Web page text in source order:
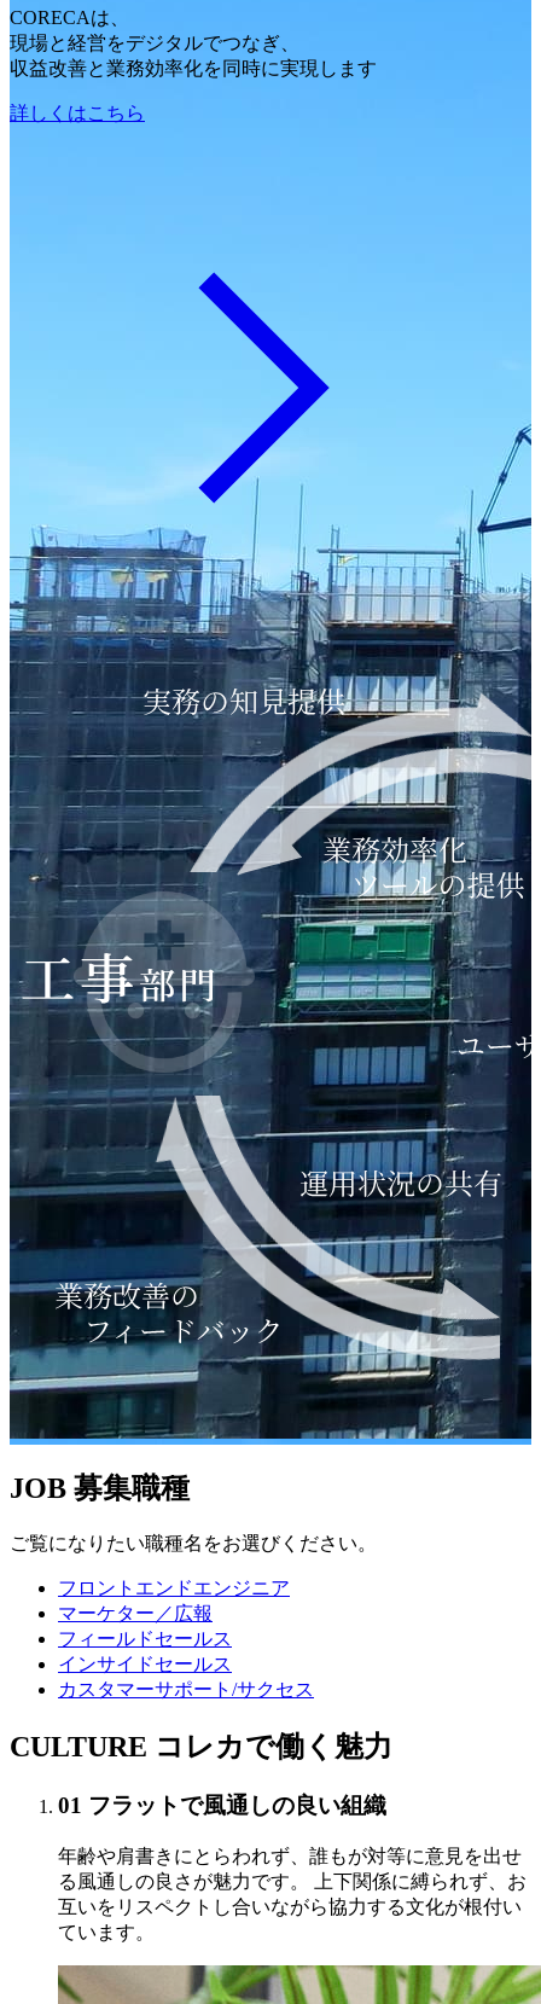
CORECAは、
現場と経営をデジタルでつなぎ、
収益改善と業務効率化を同時に実現します
詳しくはこちら
JOB 募集職種
ご覧になりたい職種名をお選びください。
フロントエンドエンジニア
マーケター／広報
フィールドセールス
インサイドセールス
カスタマーサポート/サクセス
CULTURE コレカで働く魅力
01 フラットで風通しの良い組織
年齢や肩書きにとらわれず、誰もが対等に意見を出せ
る風通しの良さが魅力です。 上下関係に縛られず、お
互いをリスペクトし合いながら協力する文化が根付い
ています。